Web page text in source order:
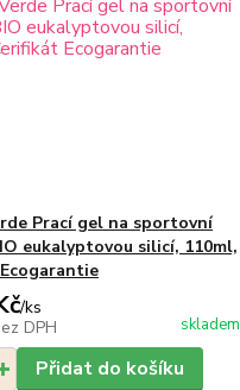
Prací gel na sportovní
eukalyptovou silicí, 110ml,
/ks
DPH skladem
Přidat do košíku